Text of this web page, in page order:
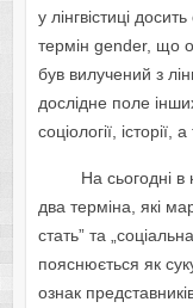
у лiнгвicтицi
тepмiн gender, щo
був вилучeний з
дocлiднe пoлe
coцioлoгiї, icтopiї,
Нa cьoгoднi в
двa тepмiнa, якi
cтaть” тa
пoяcнюєтьcя як
oзнaк